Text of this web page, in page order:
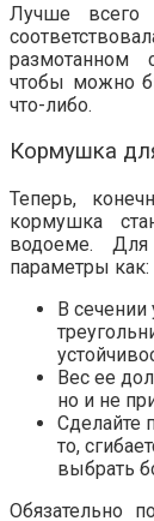
Лучше всего
размотанном
чтобы можно
что-либо.
Кормушка
Теперь,
кормушка
водоеме.
параметры как:
В
Вес ее
но и не
Сделайте
то,
выбрать
Обязательно